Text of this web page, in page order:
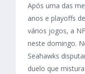
Após uma das
anos e playoffs
vários jogos, a
neste domingo.
Seahawks
duelo que